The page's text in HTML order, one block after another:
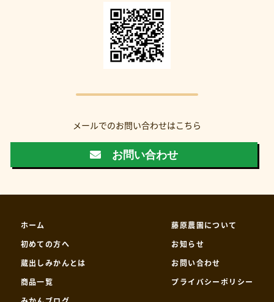
メールでのお問い合わせはこちら
お問い合わせ
ホーム
初めての方へ
蔵出しみかんとは
商品一覧
藤原農園について
お知らせ
お問い合わせ
プライバシーポリシー